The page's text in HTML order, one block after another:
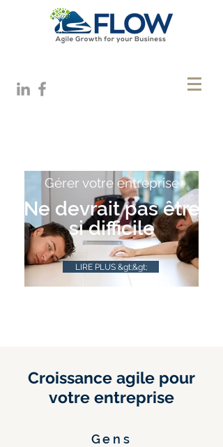
Gens
Croissance agile pour
votre entreprise
Ne devrait pas être
si difficile
LIRE PLUS &gt;&gt;
Gérer votre entreprise